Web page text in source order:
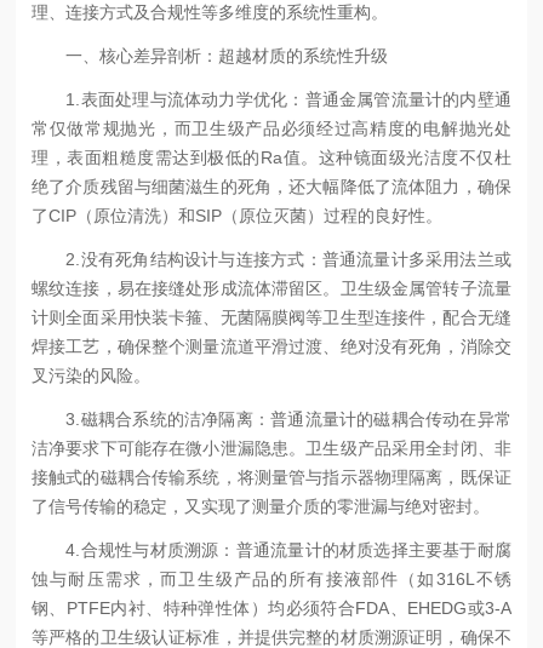
理、连接方式及合规性等多维度的系统性重构。
一、核心差异剖析：超越材质的系统性升级
1.表面处理与流体动力学优化：普通金属管流量计的内壁通
常仅做常规抛光，而卫生级产品必须经过高精度的电解抛光处
理，表面粗糙度需达到极低的Ra值。这种镜面级光洁度不仅杜
绝了介质残留与细菌滋生的死角，还大幅降低了流体阻力，确保
了CIP（原位清洗）和SIP（原位灭菌）过程的良好性。
2.没有死角结构设计与连接方式：普通流量计多采用法兰或
螺纹连接，易在接缝处形成流体滞留区。卫生级金属管转子流量
计则全面采用快装卡箍、无菌隔膜阀等卫生型连接件，配合无缝
焊接工艺，确保整个测量流道平滑过渡、绝对没有死角，消除交
叉污染的风险。
3.磁耦合系统的洁净隔离：普通流量计的磁耦合传动在异常
洁净要求下可能存在微小泄漏隐患。卫生级产品采用全封闭、非
接触式的磁耦合传输系统，将测量管与指示器物理隔离，既保证
了信号传输的稳定，又实现了测量介质的零泄漏与绝对密封。
4.合规性与材质溯源：普通流量计的材质选择主要基于耐腐
蚀与耐压需求，而卫生级产品的所有接液部件（如316L不锈
钢、PTFE内衬、特种弹性体）均必须符合FDA、EHEDG或3-A
等严格的卫生级认证标准，并提供完整的材质溯源证明，确保不